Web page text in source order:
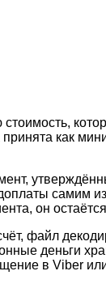
как
самим
он
файл
деньги
в Viber